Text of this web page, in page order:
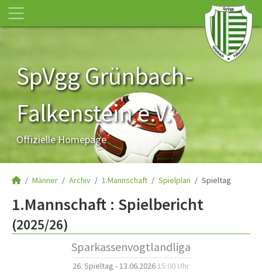
SpVgg Grünbach-
Falkenstein e.V.
Offizielle Homepage
Männer Archiv 1.Mannschaft Spielplan Spieltag
1.Mannschaft : Spielbericht
(2025/26)
Sparkassenvogtlandliga
26. Spieltag - 13.06.2026 15:00 Uhr